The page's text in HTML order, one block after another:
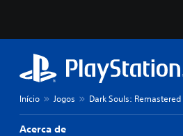
Início Jogos Dark Souls: Remastered
Acerca de